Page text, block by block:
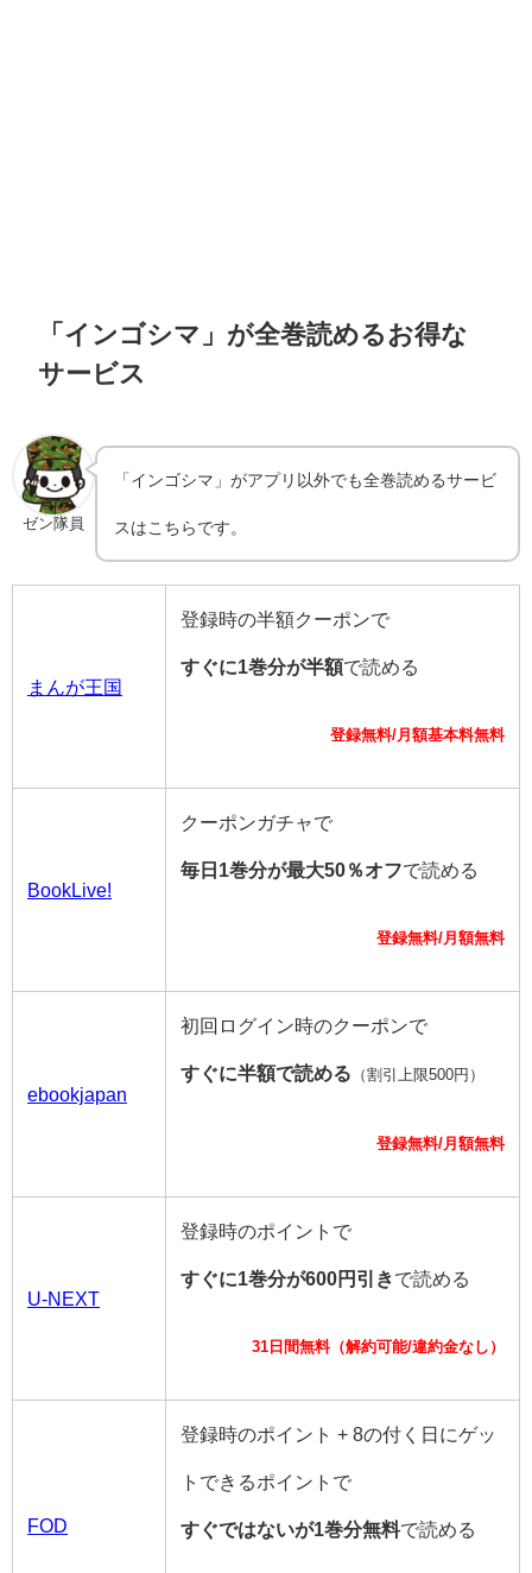
「インゴシマ」が全巻読めるお得な
サービス
ゼン隊員
「インゴシマ」がアプリ以外でも全巻読めるサービ
スはこちらです。
まんが王国
登録時の半額クーポンで
すぐに1巻分が半額で読める
登録無料/月額基本料無料
BookLive!
クーポンガチャで
毎日1巻分が最大50％オフで読める
登録無料/月額無料
ebookjapan
初回ログイン時のクーポンで
すぐに半額で読める （割引上限500円）
登録無料/月額無料
U-NEXT
登録時のポイントで
すぐに1巻分が600円引きで読める
31日間無料（解約可能/違約金なし）
FOD
登録時のポイント + 8の付く日にゲッ
トできるポイントで
すぐではないが1巻分無料で読める